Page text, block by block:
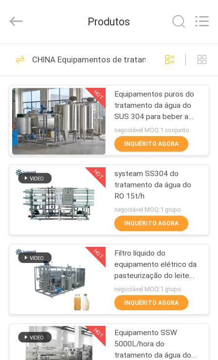
CASA
PRODUTOS
VÍDEOS
SOBRE
NÓS
EXCURSÃO
CONTROLE
QUALIDADE
CONTACTE-
NOS
Machinery
Rights
Máquina de envase
de bebidas
91
Máquinas de
enchimento de água
248
Carbonatadas,
máquina de
enchimento
94
Produtos
CHINA Equipamentos de tratamento de água
HOT
Equipamentos puros do
tratamento da água do
SUS 304 para beber a
produção da água
mineral
negociável MOQ:1 conjunto
INQUÉRITO AGORA
HOT
systeam SS304 do
tratamento da água do
RO 15t/h
negociável MOQ:1 grupo
INQUÉRITO AGORA
HOT
Filtro líquido do
equipamento elétrico da
pasteurização do leite
SS304
negociável MOQ:1 grupo
INQUÉRITO AGORA
HOT
Equipamento SSW
5000L/hora do
tratamento da água do